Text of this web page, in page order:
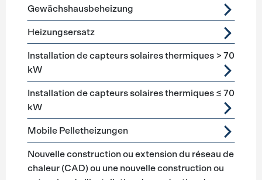
Gewächshausbeheizung
Heizungsersatz
Installation de capteurs solaires thermiques > 70
kW
Installation de capteurs solaires thermiques ≤ 70
kW
Mobile Pelletheizungen
Nouvelle construction ou extension du réseau de
chaleur (CAD) ou une nouvelle construction ou